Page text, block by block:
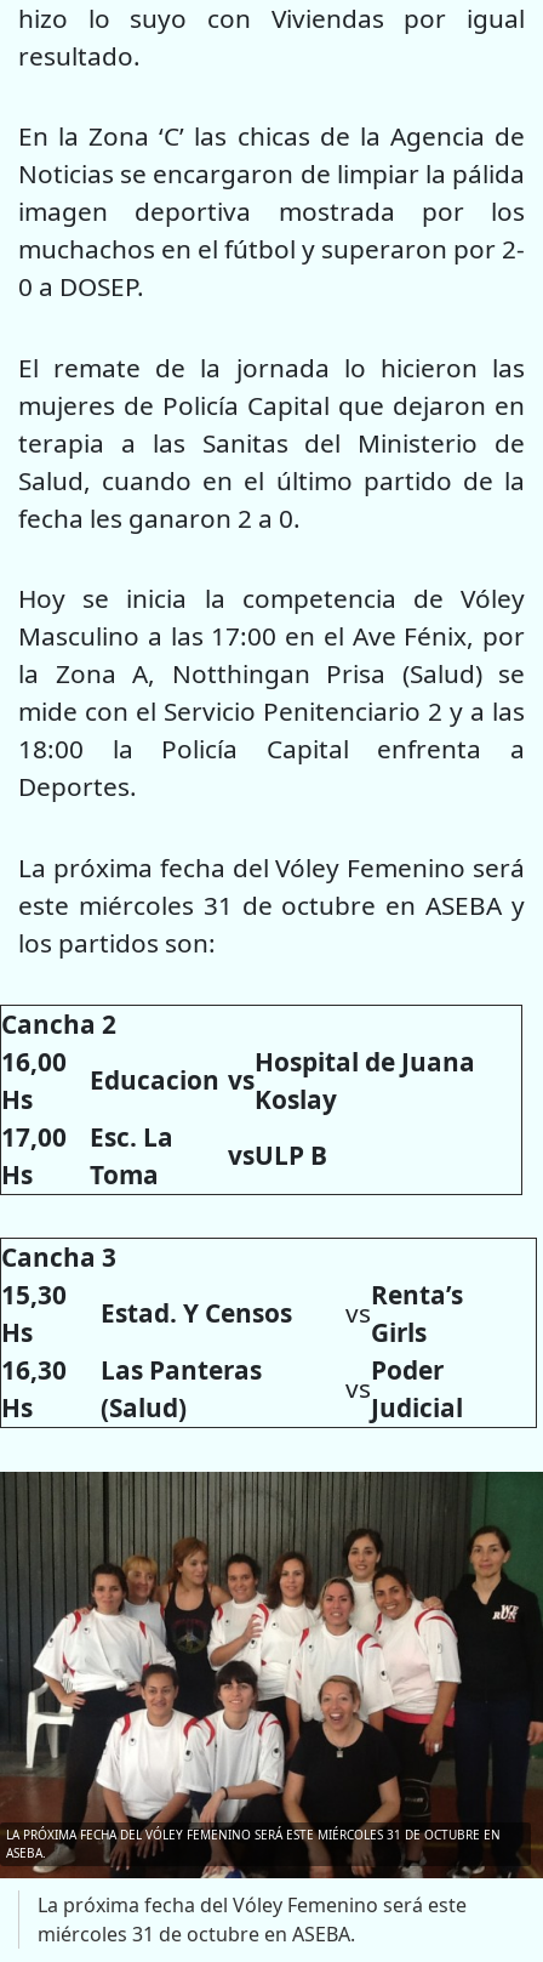
hizo lo suyo con Viviendas por igual
resultado.
En la Zona ‘C’ las chicas de la Agencia de
Noticias se encargaron de limpiar la pálida
imagen deportiva mostrada por los
muchachos en el fútbol y superaron por 2-
0 a DOSEP.
El remate de la jornada lo hicieron las
mujeres de Policía Capital que dejaron en
terapia a las Sanitas del Ministerio de
Salud, cuando en el último partido de la
fecha les ganaron 2 a 0.
Hoy se inicia la competencia de Vóley
Masculino a las 17:00 en el Ave Fénix, por
la Zona A, Notthingan Prisa (Salud) se
mide con el Servicio Penitenciario 2 y a las
18:00 la Policía Capital enfrenta a
Deportes.
La próxima fecha del Vóley Femenino será
este miércoles 31 de octubre en ASEBA y
los partidos son:
Cancha 2
16,00
Hs
Educacion vs
Hospital de Juana
Koslay
17,00
Hs
Esc. La
Toma
vsULP B
Cancha 3
15,30
Hs
Estad. Y Censos vs
Renta’s
Girls
16,30
Hs
Las Panteras
(Salud)
vs
Poder
Judicial
LA PRÓXIMA FECHA DEL VÓLEY FEMENINO SERÁ ESTE MIÉRCOLES 31 DE OCTUBRE EN
ASEBA.
La próxima fecha del Vóley Femenino será este
miércoles 31 de octubre en ASEBA.